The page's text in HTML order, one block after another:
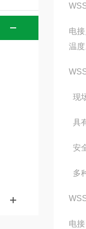
电
温
现
具
安
多
电